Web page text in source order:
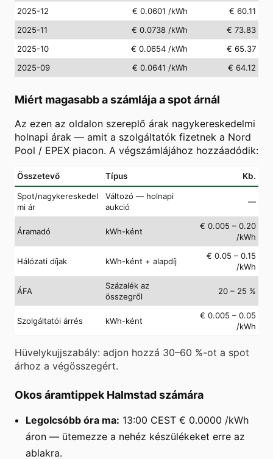
2025-12
€ 0.0601 /kWh
€ 60.11
2025-11
€ 0.0738 /kWh
€ 73.83
2025-10
€ 0.0654 /kWh
€ 65.37
2025-09
€ 0.0641 /kWh € 64.12
Miért magasabb a számlája a spot árnál
Az ezen az oldalon szereplő árak nagykereskedelmi
holnapi árak — amit a szolgáltatók fizetnek a Nord
Pool / EPEX piacon. A végszámlájához hozzáadódik:
Összetevő Típus Kb.
Spot/nagykereskedel
mi ár
Változó — holnapi
aukció
—
Áramadó kWh-ként
€ 0.005 – 0.20
/kWh
Hálózati díjak kWh-ként + alapdíj
€ 0.05 – 0.15
/kWh
ÁFA
Százalék az
összegről
20 – 25 %
Szolgáltatói árrés kWh-ként
€ 0.005 – 0.05
/kWh
Hüvelykujjszabály: adjon hozzá 30–60 %-ot a spot
árhoz a végösszegért.
Okos áramtippek Halmstad számára
Legolcsóbb óra ma: 13:00 CEST € 0.0000 /kWh
áron — ütemezze a nehéz készülékeket erre az
ablakra.